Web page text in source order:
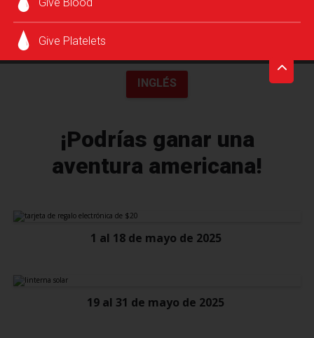
Give Platelets
INGLÉS
¡Podrías ganar una
aventura americana!
1 al 18 de mayo de 2025
19 al 31 de mayo de 2025